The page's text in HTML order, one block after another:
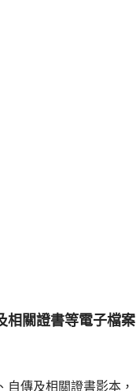
相關證書等電子檔案
傳及相關證書影本，